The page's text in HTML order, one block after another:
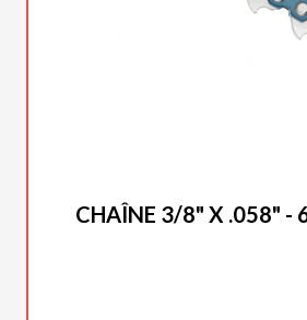
CHAÎNE 3/8" X .058" -